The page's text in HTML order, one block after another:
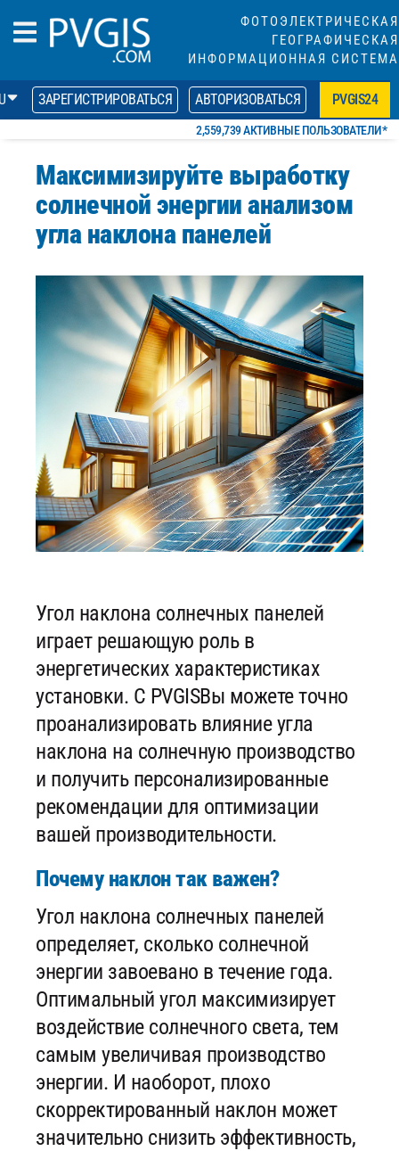
ФОТОЭЛЕКТРИЧЕСКАЯ
ГЕОГРАФИЧЕСКАЯ
ИНФОРМАЦИОННАЯ СИСТЕМА
ЗАРЕГИСТРИРОВАТЬСЯ АВТОРИЗОВАТЬСЯ PVGIS24
2,559,739 АКТИВНЫЕ ПОЛЬЗОВАТЕЛИ*
Максимизируйте выработку
солнечной энергии анализом
угла наклона панелей
Угол наклона солнечных панелей
играет решающую роль в
энергетических характеристиках
установки. С PVGISВы можете точно
проанализировать влияние угла
наклона на солнечную производство
и получить персонализированные
рекомендации для оптимизации
вашей производительности.
Почему наклон так важен?
Угол наклона солнечных панелей
определяет, сколько солнечной
энергии завоевано в течение года.
Оптимальный угол максимизирует
воздействие солнечного света, тем
самым увеличивая производство
энергии. И наоборот, плохо
скорректированный наклон может
значительно снизить эффективность,